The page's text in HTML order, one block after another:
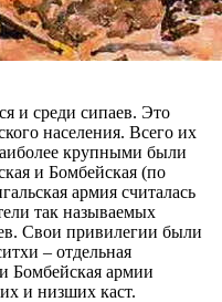
и среди сипаев. Это
населения. Всего их
крупными были
и Бомбейская (по
армия считалась
так называемых
Свои привилегии были
– отдельная
Бомбейская армии
и низших каст.